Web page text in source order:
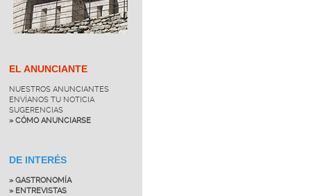
EL ANUNCIANTE
NUESTROS ANUNCIANTES
ENVÍANOS TU NOTICIA
SUGERENCIAS
» CÓMO ANUNCIARSE
DE INTERÉS
» GASTRONOMÍA
» ENTREVISTAS